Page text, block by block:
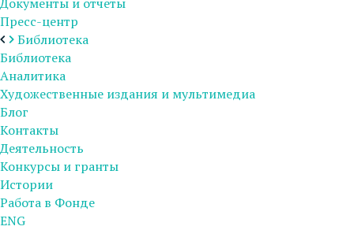
Пресс-центр
Библиотека
Библиотека
Аналитика
Художественные издания и мультимедиа
Блог
Контакты
Деятельность
Конкурсы и гранты
Истории
Работа в Фонде
ENG